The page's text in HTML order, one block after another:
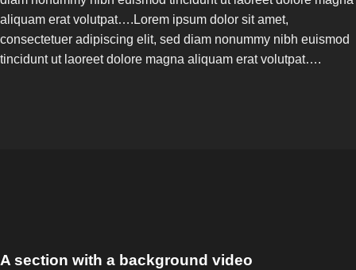
aliquam erat volutpat….Lorem ipsum dolor sit amet,
consectetuer adipiscing elit, sed diam nonummy nibh euismod
tincidunt ut laoreet dolore magna aliquam erat volutpat….
A section with a background video